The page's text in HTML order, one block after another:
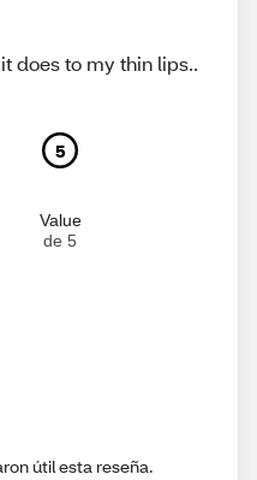
does to my thin lips..
5
Value
de 5
útil esta reseña.